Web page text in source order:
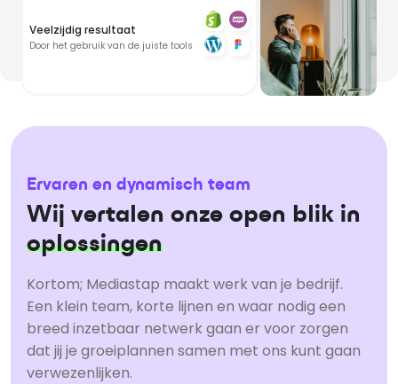
Veelzijdig resultaat
Door het gebruik van de juiste tools
Ervaren en dynamisch team
Wij vertalen onze open blik in
oplossingen
Kortom; Mediastap maakt werk van je bedrijf.
Een klein team, korte lijnen en waar nodig een
breed inzetbaar netwerk gaan er voor zorgen
dat jij je groeiplannen samen met ons kunt gaan
verwezenlijken.